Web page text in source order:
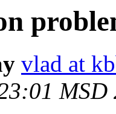
vlad at
MSD